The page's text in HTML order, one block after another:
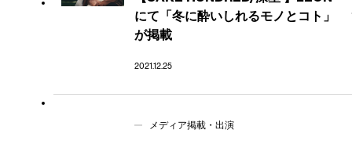
にて「冬に酔いしれるモノとコト」
が掲載
2021.12.25
メディア掲載・出演